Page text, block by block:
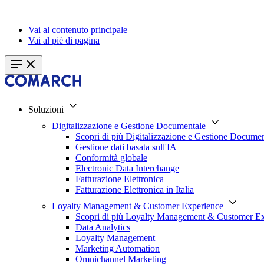
Vai al contenuto principale
Vai al piè di pagina
Soluzioni
Digitalizzazione e Gestione Documentale
Scopri di più Digitalizzazione e Gestione
Gestione dati basata sull'IA
Conformità globale
Electronic Data Interchange
Fatturazione Elettronica
Fatturazione Elettronica in Italia
Loyalty Management & Customer Experience
Scopri di più Loyalty Management & Customer
Data Analytics
Loyalty Management
Marketing Automation
Omnichannel Marketing